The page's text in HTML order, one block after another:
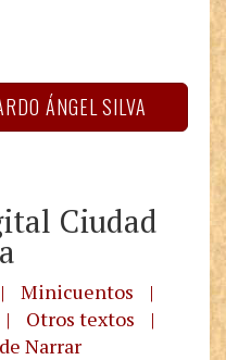
ÁNGEL SILVA
Ciudad
| Minicuentos
|
| Otros textos
|
Narrar